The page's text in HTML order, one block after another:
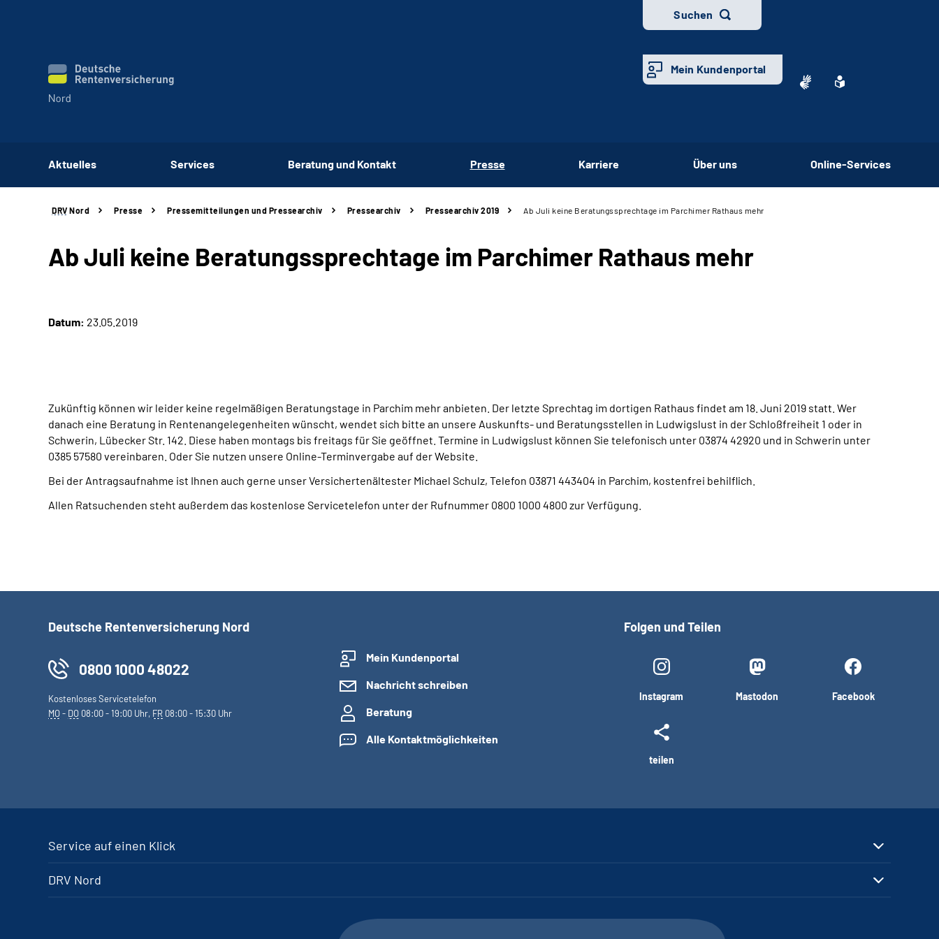
Suchen
Mein Kundenportal
Aktuelles Services Beratung und Kontakt Presse Karriere Über uns Online-Services
DRV Nord Presse Pressemitteilungen und Pressearchiv Pressearchiv Pressearchiv 2019 Ab Juli keine Beratungssprechtage im Parchimer Rathaus mehr
Ab Juli keine Beratungssprechtage im Parchimer Rathaus mehr
Datum: 23.05.2019
Zukünftig können wir leider keine regelmäßigen Beratungstage in Parchim mehr anbieten. Der letzte Sprechtag im dortigen Rathaus findet am 18. Juni 2019 statt. Wer
danach eine Beratung in Rentenangelegenheiten wünscht, wendet sich bitte an unsere Auskunfts- und Beratungsstellen in Ludwigslust in der Schloßfreiheit 1 oder in
Schwerin, Lübecker Str. 142. Diese haben montags bis freitags für Sie geöffnet. Termine in Ludwigslust können Sie telefonisch unter 03874 42920 und in Schwerin unter
0385 57580 vereinbaren. Oder Sie nutzen unsere Online-Terminvergabe auf der Website.
Bei der Antragsaufnahme ist Ihnen auch gerne unser Versichertenältester Michael Schulz, Telefon 03871 443404 in Parchim, kostenfrei behilflich.
Allen Ratsuchenden steht außerdem das kostenlose Servicetelefon unter der Rufnummer 0800 1000 4800 zur Verfügung.
Deutsche Rentenversicherung Nord
0800 1000 48022
Kostenloses Servicetelefon
MO- DO 08:00 - 19:00 Uhr, FR 08:00 - 15:30 Uhr
Mein Kundenportal
Nachricht schreiben
Beratung
Alle Kontaktmöglichkeiten
Folgen und Teilen
Instagram Mastodon Facebook
teilen
Service auf einen Klick
DRV Nord